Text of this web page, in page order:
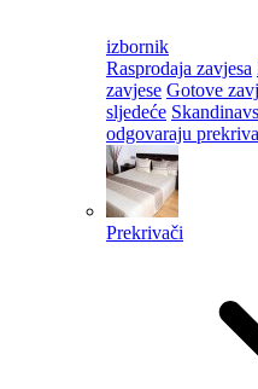
izbornik
Rasprodaja zavjesa
zavjese Gotove
sljedeće
odgovaraju
Prekrivači